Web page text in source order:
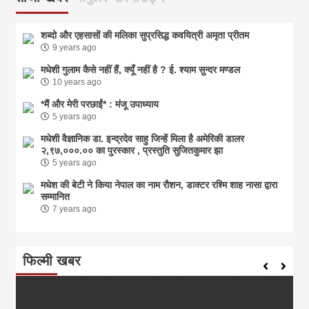
शब्दो और एहसासों की मलिका सुप्रसिद्ध कवयित्री अमृता प्रीतम
9 years ago
मधेशी गुलाम कैसे नहीं हैं, क्यूँ नहीं है ? ई. श्याम सुन्दर मण्डल
10 years ago
*मैं और मेरी परछाईं* : मंजू उपाध्याय
5 years ago
मधेशी वैज्ञानिक डा. इन्द्रदेव साहु जिन्हें मिला है अमेरिकी डालर
२,९७,०००.०० का पुरस्कार , प्रस्तुति सुजितकुमार झा
5 years ago
मधेश की बेटी ने किया नेपाल का नाम राैशन, डाक्टर रश्मि शाह नासा द्वारा
सम्मानित
7 years ago
फिल्मी खबर